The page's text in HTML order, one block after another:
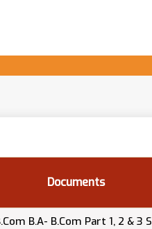
Documents
B.A- B.Com Part 1, 2 & 3